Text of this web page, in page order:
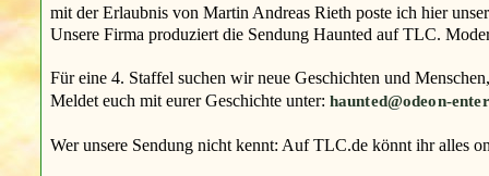
mit der Erlaubnis von Martin Andreas Rieth poste ich hier
Unsere Firma produziert die Sendung Haunted auf TLC.
Für eine 4. Staffel suchen wir neue Geschichten und
Meldet euch mit eurer Geschichte unter: haunted@odeon-
Wer unsere Sendung nicht kennt: Auf TLC.de könnt ihr alles